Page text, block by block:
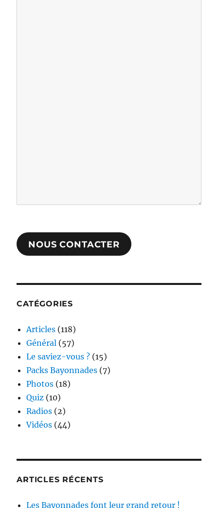
NOUS CONTACTER
CATÉGORIES
Articles (118)
Général (57)
Le saviez-vous ? (15)
Packs Bayonnades (7)
Photos (18)
Quiz (10)
Radios (2)
Vidéos (44)
ARTICLES RÉCENTS
Les Bayonnades font leur grand retour !